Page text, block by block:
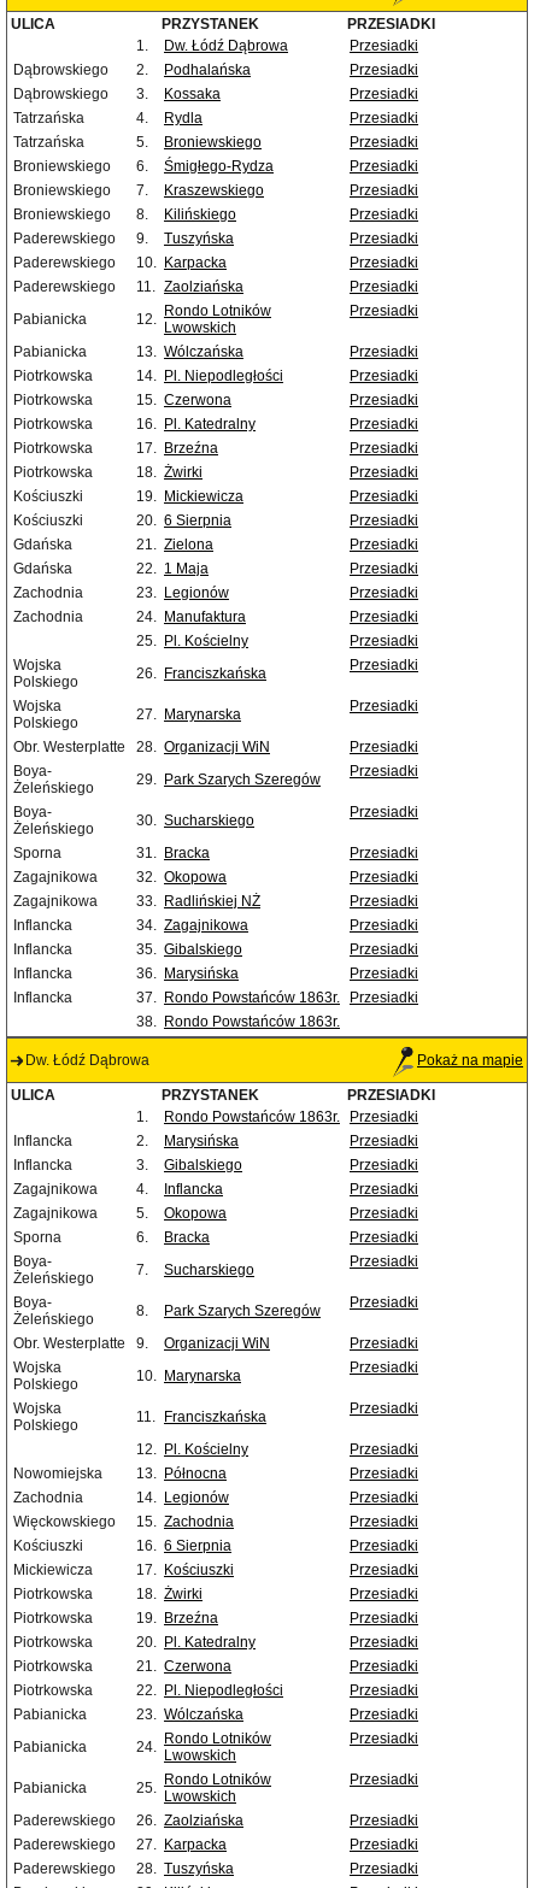
ULICA PRZYSTANEK
PRZESIADKI
1.
Dw. Łódź Dąbrowa
Przesiadki
Dąbrowskiego
2. Podhalańska
Przesiadki
Dąbrowskiego
3. Kossaka
Przesiadki
Tatrzańska
4. Rydla
Przesiadki
Tatrzańska
5. Broniewskiego
Przesiadki
Broniewskiego
6. Śmigłego-Rydza
Przesiadki
Broniewskiego
7. Kraszewskiego
Przesiadki
Broniewskiego
8. Kilińskiego
Przesiadki
Paderewskiego
9. Tuszyńska
Przesiadki
Paderewskiego
10. Karpacka
Przesiadki
Paderewskiego
11. Zaolziańska
Przesiadki
Pabianicka
12. Rondo Lotników
Lwowskich
Przesiadki
Pabianicka 13. Wólczańska
Przesiadki
Piotrkowska
14. Pl. Niepodległości
Przesiadki
Piotrkowska
15. Czerwona
Przesiadki
Piotrkowska
16. Pl. Katedralny
Przesiadki
Piotrkowska
17. Brzeźna
Przesiadki
Piotrkowska
18. Żwirki
Przesiadki
Kościuszki
19. Mickiewicza
Przesiadki
Kościuszki
20. 6 Sierpnia
Przesiadki
Gdańska
21. Zielona
Przesiadki
Gdańska
22. 1 Maja
Przesiadki
Zachodnia
23. Legionów
Przesiadki
Zachodnia
24. Manufaktura
Przesiadki
25. Pl. Kościelny
Przesiadki
Wojska
Polskiego
26. Franciszkańska Przesiadki
Wojska
Polskiego
27. Marynarska Przesiadki
Obr. Westerplatte 28. Organizacji WiN
Przesiadki
Boya-
Żeleńskiego
29. Park Szarych Szeregów Przesiadki
Boya-
Żeleńskiego
30. Sucharskiego Przesiadki
Sporna 31. Bracka
Przesiadki
Zagajnikowa
32. Okopowa
Przesiadki
Zagajnikowa
33. Radlińskiej NŻ
Przesiadki
Inflancka
34. Zagajnikowa
Przesiadki
Inflancka
35. Gibalskiego
Przesiadki
Inflancka
36. Marysińska
Przesiadki
Inflancka
37. Rondo Powstańców 1863r.
Przesiadki
38. Rondo Powstańców 1863r.
Dw. Łódź Dąbrowa Pokaż na mapie
ULICA PRZYSTANEK
PRZESIADKI
1.
Rondo Powstańców 1863r.
Przesiadki
Inflancka
2. Marysińska
Przesiadki
Inflancka
3. Gibalskiego
Przesiadki
Zagajnikowa
4. Inflancka
Przesiadki
Zagajnikowa
5. Okopowa
Przesiadki
Sporna
6. Bracka
Przesiadki
Boya-
Żeleńskiego
7. Sucharskiego Przesiadki
Boya-
Żeleńskiego
8. Park Szarych Szeregów Przesiadki
Obr. Westerplatte 9. Organizacji WiN
Przesiadki
Wojska
Polskiego
10. Marynarska Przesiadki
Wojska
Polskiego
11. Franciszkańska Przesiadki
12. Pl. Kościelny
Przesiadki
Nowomiejska
13. Północna
Przesiadki
Zachodnia
14. Legionów
Przesiadki
Więckowskiego
15. Zachodnia
Przesiadki
Kościuszki
16. 6 Sierpnia
Przesiadki
Mickiewicza
17. Kościuszki
Przesiadki
Piotrkowska
18. Żwirki
Przesiadki
Piotrkowska
19. Brzeźna
Przesiadki
Piotrkowska
20. Pl. Katedralny
Przesiadki
Piotrkowska
21. Czerwona
Przesiadki
Piotrkowska
22. Pl. Niepodległości
Przesiadki
Pabianicka
23. Wólczańska
Przesiadki
Pabianicka
24. Rondo Lotników
Lwowskich
Przesiadki
Pabianicka 25. Rondo Lotników
Lwowskich
Przesiadki
Paderewskiego 26. Zaolziańska
Przesiadki
Paderewskiego
27. Karpacka
Przesiadki
Paderewskiego
28. Tuszyńska
Przesiadki